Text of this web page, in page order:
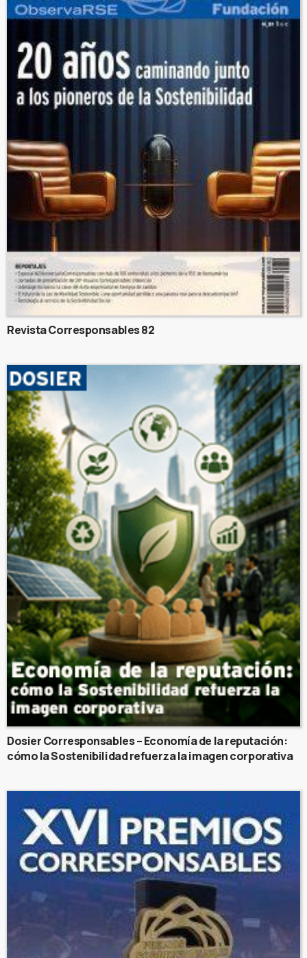
Revista Corresponsables 82
Dosier Corresponsables – Economía de la reputación:
cómo la Sostenibilidad refuerza la imagen corporativa